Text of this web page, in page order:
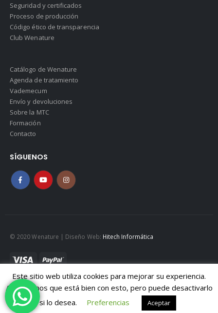
Seguridad y certificados
Proceso de producción
Código ético de transparencia
Club Wenature
Catálogo de Wenature
Agenda de tratamiento
Vademecum
Envío y devoluciones
Sobre la MTC
Formación
Contacto
SÍGUENOS
© 2020 Wenature | Diseño Web: Hitech Informática
Mapa web| Políticad de Cookies| Política de privacidad
Aviso legal
Este sitio web utiliza cookies para mejorar su experiencia.
Asumiremos que está bien con esto, pero puede desactivarlo
si lo desea.
Preferencias Aceptar